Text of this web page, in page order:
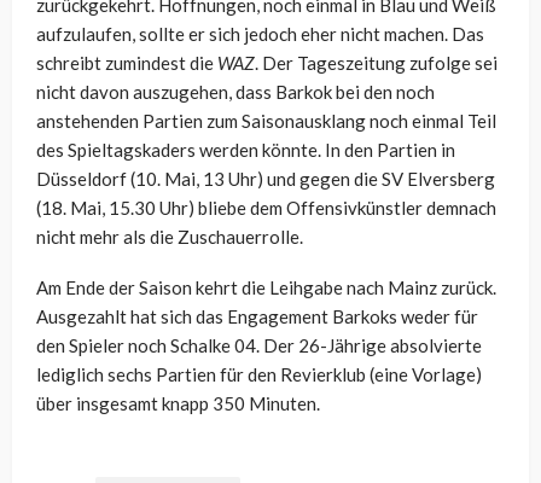
zurückgekehrt. Hoffnungen, noch einmal in Blau und Weiß
aufzulaufen, sollte er sich jedoch eher nicht machen. Das
schreibt zumindest die WAZ. Der Tageszeitung zufolge sei
nicht davon auszugehen, dass Barkok bei den noch
anstehenden Partien zum Saisonausklang noch einmal Teil
des Spieltagskaders werden könnte. In den Partien in
Düsseldorf (10. Mai, 13 Uhr) und gegen die SV Elversberg
(18. Mai, 15.30 Uhr) bliebe dem Offensivkünstler demnach
nicht mehr als die Zuschauerrolle.
Am Ende der Saison kehrt die Leihgabe nach Mainz zurück.
Ausgezahlt hat sich das Engagement Barkoks weder für
den Spieler noch Schalke 04. Der 26-Jährige absolvierte
lediglich sechs Partien für den Revierklub (eine Vorlage)
über insgesamt knapp 350 Minuten.